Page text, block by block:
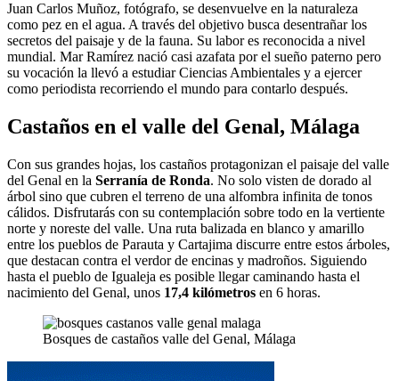
Juan Carlos Muñoz, fotógrafo, se desenvuelve en la naturaleza
como pez en el agua. A través del objetivo busca desentrañar los
secretos del paisaje y de la fauna. Su labor es reconocida a nivel
mundial. Mar Ramírez nació casi azafata por el sueño paterno pero
su vocación la llevó a estudiar Ciencias Ambientales y a ejercer
como periodista recorriendo el mundo para contarlo después.
Castaños en el valle del Genal, Málaga
Con sus grandes hojas, los castaños protagonizan el paisaje del valle
del Genal en la Serranía de Ronda. No solo visten de dorado al
árbol sino que cubren el terreno de una alfombra infinita de tonos
cálidos. Disfrutarás con su contemplación sobre todo en la vertiente
norte y noreste del valle. Una ruta balizada en blanco y amarillo
entre los pueblos de Parauta y Cartajima discurre entre estos árboles,
que destacan contra el verdor de encinas y madroños. Siguiendo
hasta el pueblo de Igualeja es posible llegar caminando hasta el
nacimiento del Genal, unos 17,4 kilómetros en 6 horas.
Bosques de castaños valle del Genal, Málaga